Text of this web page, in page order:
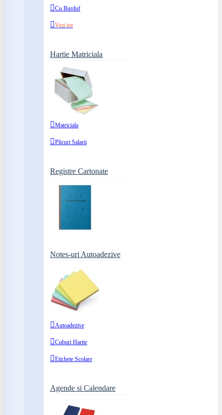
Cu Burduf
Vezi tot
Hartie Matriciala
Matriciala
Plicuri Salarii
Registre Cartonate
Notes-uri Autoadezive
Autoadezive
Cuburi Hartie
Etichete Scolare
Agende si Calendare